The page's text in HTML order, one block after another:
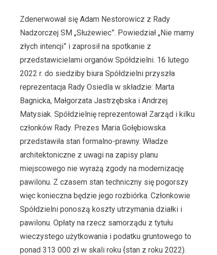
Zdenerwował się Adam Nestorowicz z Rady
Nadzorczej SM „Służewiec”. Powiedział „Nie mamy
złych intencji” i zaprosił na spotkanie z
przedstawicielami organów Spółdzielni. 16 lutego
2022 r. do siedziby biura Spółdzielni przyszła
reprezentacja Rady Osiedla w składzie: Marta
Bagnicka, Małgorzata Jastrzębska i Andrzej
Matysiak. Spółdzielnię reprezentował Zarząd i kilku
członków Rady. Prezes Maria Gołębiowska
przedstawiła stan formalno-prawny. Władze
architektoniczne z uwagi na zapisy planu
miejscowego nie wyrażą zgody na modernizację
pawilonu. Z czasem stan techniczny się pogorszy
więc konieczna będzie jego rozbiórka. Członkowie
Spółdzielni ponoszą koszty utrzymania działki i
pawilonu. Opłaty na rzecz samorządu z tytułu
wieczystego użytkowania i podatku gruntowego to
ponad 313 000 zł w skali roku {stan z roku 2022).